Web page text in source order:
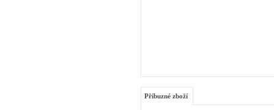
Příbuzné zboží